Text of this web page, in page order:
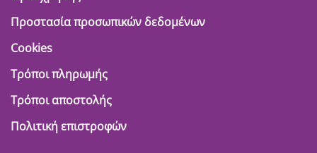
Προστασία προσωπικών δεδομένων
Cookies
Τρόποι πληρωμής
Τρόποι αποστολής
Πολιτική επιστροφών